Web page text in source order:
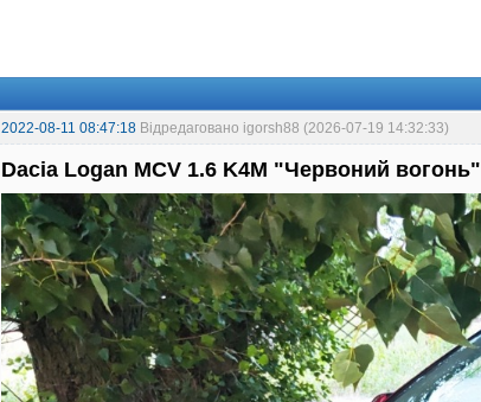
2022-08-11 08:47:18 Відредаговано igorsh88 (2026-07-19 14:32:33)
Dacia Logan MCV 1.6 K4M "Червоний вогонь"